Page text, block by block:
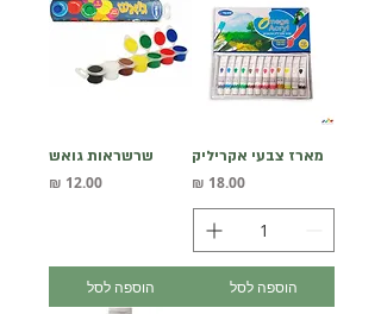
מארז צבעי אקריליק
מחיר
הוספה לסל
שרשראות גואש
מחיר
הוספה לסל